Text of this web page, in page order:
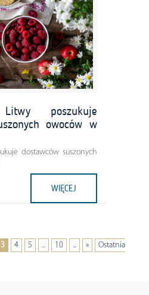
poszukuje
owoców w
dostawców suszonych
WIĘCEJ
3 4 5 ... 10 ... »
Ostatnia